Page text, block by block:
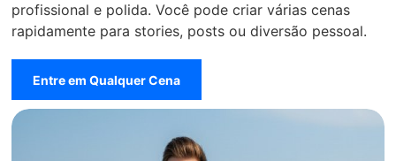
profissional e polida. Você pode criar várias cenas
rapidamente para stories, posts ou diversão pessoal.
Entre em Qualquer Cena